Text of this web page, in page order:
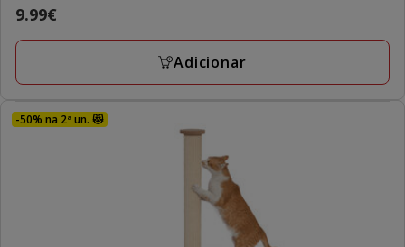
Preço
9.99€
9.99€
Adicionar
-50% na 2ª un. 😻